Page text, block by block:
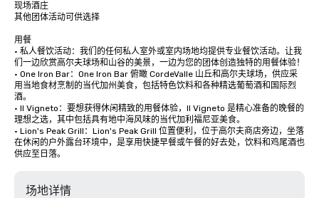
现场酒庄
其他团体活动可供选择
用餐
• 私人餐饮活动：我们的任何私人室外或室内场地均提供专业餐饮活动。让我
们一边欣赏高尔夫球场和山谷的美景，一边为您的团体创造独特的用餐体验！
• One Iron Bar：One Iron Bar 俯瞰 CordeValle 山丘和高尔夫球场，供应采
用当地食材烹制的当代加州美食，包括特色饮料和各种精选葡萄酒和国际烈
酒。
• Il Vigneto：要想获得休闲精致的用餐体验，Il Vigneto 是精心准备的晚餐的
理想之选，其中包括具有地中海风味的当代加利福尼亚美食。
• Lion's Peak Grill：Lion's Peak Grill 位置便利，位于高尔夫商店旁边，坐落
在休闲的户外露台环境中，是享用快捷早餐或午餐的好去处，饮料和鸡尾酒也
供应至日落。
场地详情